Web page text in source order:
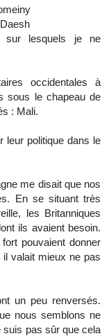
sur lesquels je ne
occidentales à
sous le chapeau de
: Mali.
leur politique dans le
me disait que nos
En se situant très
les Britanniques
ils avaient besoin.
pouvaient donner
il valait mieux ne pas
un peu renversés.
nous semblons ne
suis pas sûr que cela